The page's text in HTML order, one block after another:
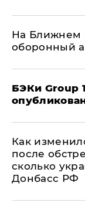
На Ближнем
оборонный
​БЭКи Group
Как
после
сколько
Донбасс РФ